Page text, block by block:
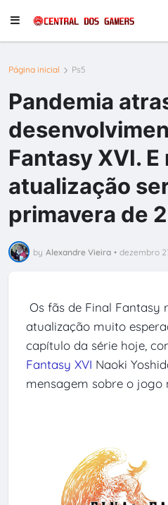
Página inicial Ps5
Pandemia
Fantasy XVI. E
atualização
primavera de
by Alexandre Vieira • dezembro
Os fãs de Final Fantasy
atualização muito
capítulo da série hoje,
Fantasy XVI Naoki
mensagem sobre o jogo